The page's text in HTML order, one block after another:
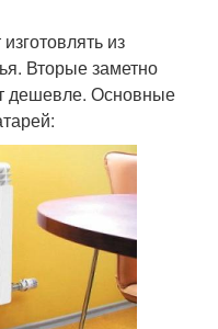
из
Вторые заметно
дешевле. Основные